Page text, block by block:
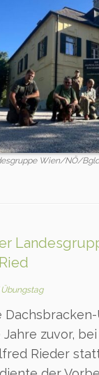
Wien/NÖ/
Übungstag
zuvor,
Rieder